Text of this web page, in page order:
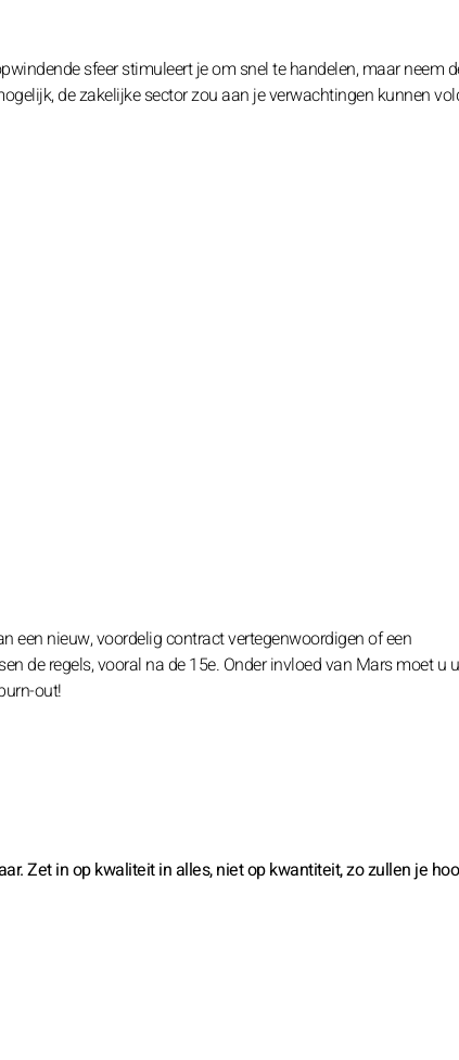
sfeer stimuleert je om snel te handelen, maar neem
de zakelijke sector zou aan je verwachtingen kunnen
een nieuw, voordelig contract vertegenwoordigen of een
de regels, vooral na de 15e. Onder invloed van Mars moet u
out!
Zet in op kwaliteit in alles, niet op kwantiteit, zo zullen je